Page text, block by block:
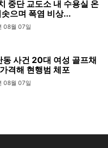
중단 교도소 내 수용실 온
으며 폭염 비상...
08월 07일
동 사건 20대 여성 골프채
격해 현행범 체포
08월 07일